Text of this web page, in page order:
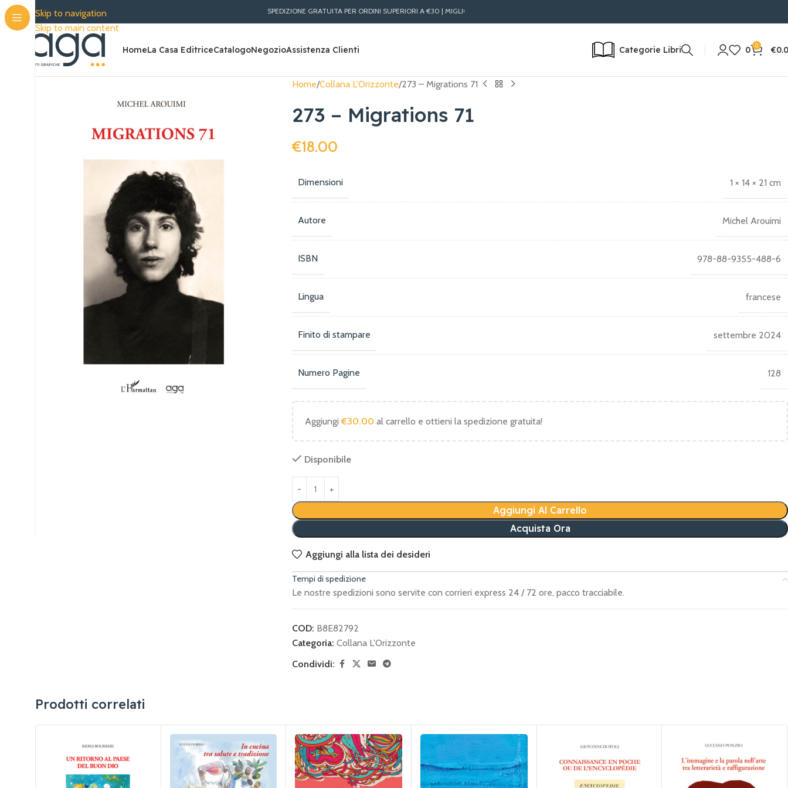
Skip to navigation
Skip to main content
SPEDIZIONE GRATUITA PER ORDINI SUPERIORI A €30 | MIGLIORI PREZZI LIBRI ONLINE | SPEDIZIONE RAPIDA IN 24/72H | RESO POSSIBILE
HomeLa Casa EditriceCatalogoNegozioAssistenza Clienti Categorie Libri 0 0 €
Home Collana L'Orizzonte 273 – Migrations 71
273 – Migrations 71
€18.00
Dimensioni 1 × 14 × 21 cm
Autore Michel Arouimi
ISBN 978-88-9355-488-6
Lingua francese
Finito di stampare settembre 2024
Numero Pagine 128
Aggiungi€30.00 al carrello e ottieni la spedizione gratuita!
Disponibile
Aggiungi Al Carrello
Acquista Ora
Aggiungi alla lista dei desideri
Tempi di spedizione
Le nostre spedizioni sono servite con corrieri express 24 / 72 ore, pacco tracciabile.
COD: B8E82792
Categoria: Collana L'Orizzonte
Condividi:
Prodotti correlati